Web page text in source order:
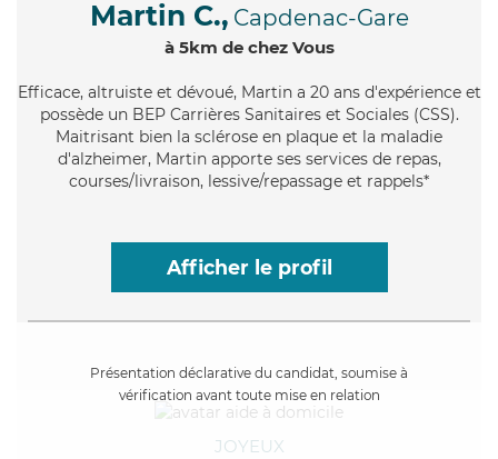
Martin C., Capdenac-Gare
à 5km de chez Vous
Efficace, altruiste et dévoué, Martin a 20 ans d'expérience et
possède un BEP Carrières Sanitaires et Sociales (CSS).
Maitrisant bien la sclérose en plaque et la maladie
d'alzheimer, Martin apporte ses services de repas,
courses/livraison, lessive/repassage et rappels*
Afficher le profil
Présentation déclarative du candidat, soumise à
vérification avant toute mise en relation
JOYEUX